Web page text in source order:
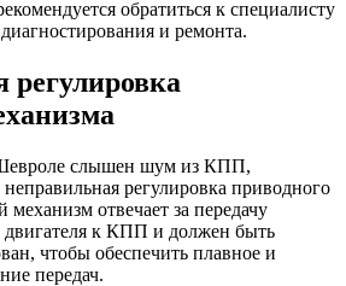
обратиться к специалисту
и ремонта.
слышен шум из КПП,
регулировка приводного
отвечает за передачу
двигателя к КПП и должен быть
чтобы обеспечить плавное и
передач.